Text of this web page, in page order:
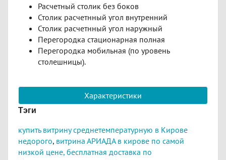
Расчетный столик без боков
Столик расчетнный угол внутренний
Столик расчетнный угол наружный
Перегородка стационарная полная
Перегородка мобильная (по уровень
столешницы).
Характеристики
Тэги
купить витрину среднетемпературную в Кирове
недорого, витрина АРИАДА в кирове по самой
низкой цене, бесплатная доставка по